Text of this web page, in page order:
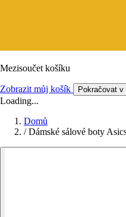
Mezisoučet košíku
Zobrazit můj košík Pokračovat v
Loading...
Domů
/ Dámské sálové boty